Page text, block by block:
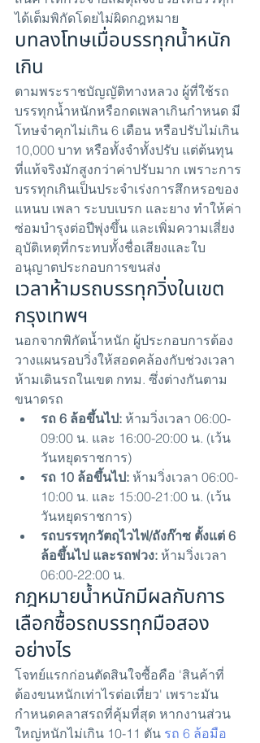
ได้เต็มพิกัดโดยไม่ผิดกฎหมาย
บทลงโทษเมื่อบรรทุกน้ำหนัก
เกิน
ตามพระราชบัญญัติทางหลวง ผู้ที่ใช้รถ
บรรทุกน้ำหนักหรือกดเพลาเกินกำหนด มี
โทษจำคุกไม่เกิน 6 เดือน หรือปรับไม่เกิน
10,000 บาท หรือทั้งจำทั้งปรับ แต่ต้นทุน
ที่แท้จริงมักสูงกว่าค่าปรับมาก เพราะการ
บรรทุกเกินเป็นประจำเร่งการสึกหรอของ
แหนบ เพลา ระบบเบรก และยาง ทำให้ค่า
ซ่อมบำรุงต่อปีพุ่งขึ้น และเพิ่มความเสี่ยง
อุบัติเหตุที่กระทบทั้งชื่อเสียงและใบ
อนุญาตประกอบการขนส่ง
เวลาห้ามรถบรรทุกวิ่งในเขต
กรุงเทพฯ
นอกจากพิกัดน้ำหนัก ผู้ประกอบการต้อง
วางแผนรอบวิ่งให้สอดคล้องกับช่วงเวลา
ห้ามเดินรถในเขต กทม. ซึ่งต่างกันตาม
ขนาดรถ
รถ 6 ล้อขึ้นไป: ห้ามวิ่งเวลา 06:00-
09:00 น. และ 16:00-20:00 น. (เว้น
วันหยุดราชการ)
รถ 10 ล้อขึ้นไป: ห้ามวิ่งเวลา 06:00-
10:00 น. และ 15:00-21:00 น. (เว้น
วันหยุดราชการ)
รถบรรทุกวัตถุไวไฟ/ถังก๊าซ ตั้งแต่ 6
ล้อขึ้นไป และรถพ่วง: ห้ามวิ่งเวลา
06:00-22:00 น.
กฎหมายน้ำหนักมีผลกับการ
เลือกซื้อรถบรรทุกมือสอง
อย่างไร
โจทย์แรกก่อนตัดสินใจซื้อคือ 'สินค้าที่
ต้องขนหนักเท่าไรต่อเที่ยว' เพราะมัน
กำหนดคลาสรถที่คุ้มที่สุด หากงานส่วน
ใหญ่หนักไม่เกิน 10-11 ตัน รถ 6 ล้อมือ